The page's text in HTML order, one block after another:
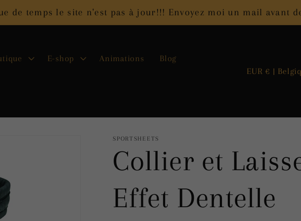
de temps le site n'est pas à jour!!! Envoyez moi un mail avant
E-shop Animations Blog
P
y
/
é
EUR € |
SPORTSHEETS
Collier et
Effet Dentelle